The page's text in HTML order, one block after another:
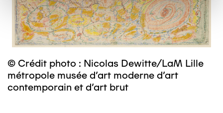
© Crédit photo : Nicolas Dewitte/LaM Lille
métropole musée d’art moderne d’art
contemporain et d’art brut